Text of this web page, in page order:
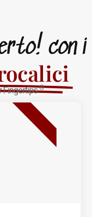
con i
Fingertips®
BESTSELLER